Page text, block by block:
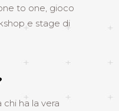
to one, gioco
e stage di
ha la vera